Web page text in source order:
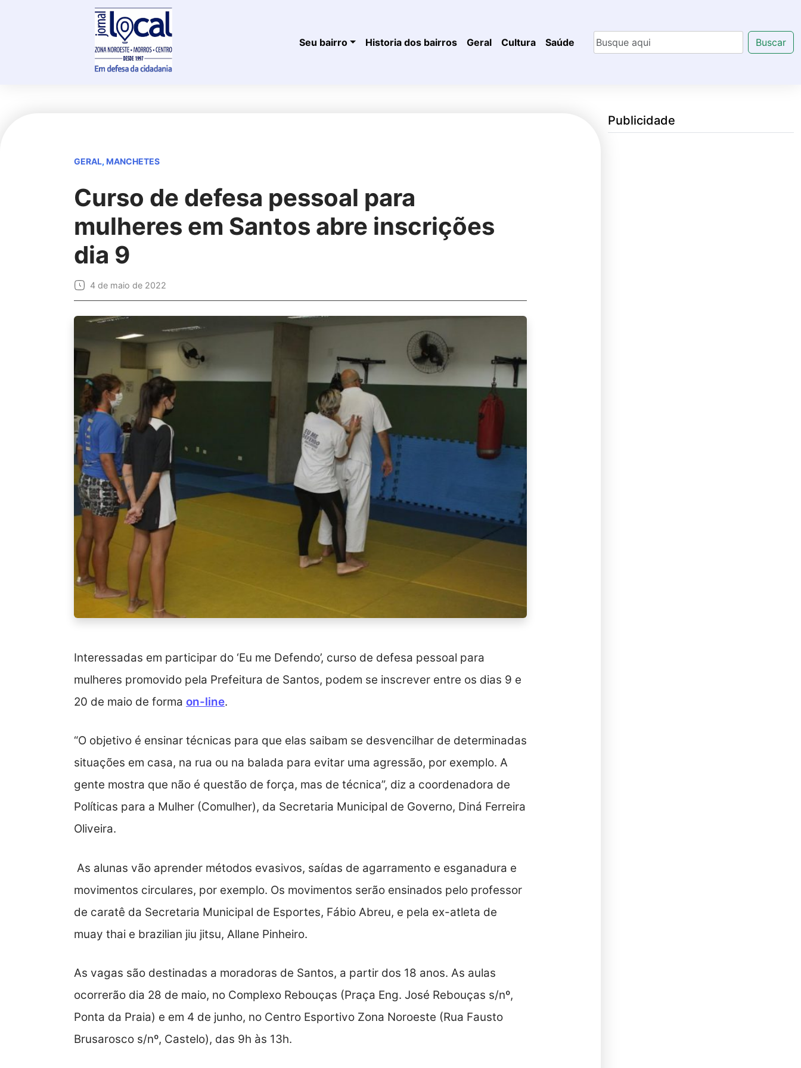
Seu bairro Historia dos bairros Geral Cultura Saúde Buscar
GERAL, MANCHETES
Curso de defesa pessoal para
mulheres em Santos abre inscrições
dia 9
4 de maio de 2022
Interessadas em participar do ‘Eu me Defendo’, curso de defesa pessoal para
mulheres promovido pela Prefeitura de Santos, podem se inscrever entre os dias 9 e
20 de maio de forma on-line.
“O objetivo é ensinar técnicas para que elas saibam se desvencilhar de determinadas
situações em casa, na rua ou na balada para evitar uma agressão, por exemplo. A
gente mostra que não é questão de força, mas de técnica”, diz a coordenadora de
Políticas para a Mulher (Comulher), da Secretaria Municipal de Governo, Diná Ferreira
Oliveira.
As alunas vão aprender métodos evasivos, saídas de agarramento e esganadura e
movimentos circulares, por exemplo. Os movimentos serão ensinados pelo professor
de caratê da Secretaria Municipal de Esportes, Fábio Abreu, e pela ex-atleta de
muay thai e brazilian jiu jitsu, Allane Pinheiro.
As vagas são destinadas a moradoras de Santos, a partir dos 18 anos. As aulas
ocorrerão dia 28 de maio, no Complexo Rebouças (Praça Eng. José Rebouças s/nº,
Ponta da Praia) e em 4 de junho, no Centro Esportivo Zona Noroeste (Rua Fausto
Brusarosco s/nº, Castelo), das 9h às 13h.
Publicidade